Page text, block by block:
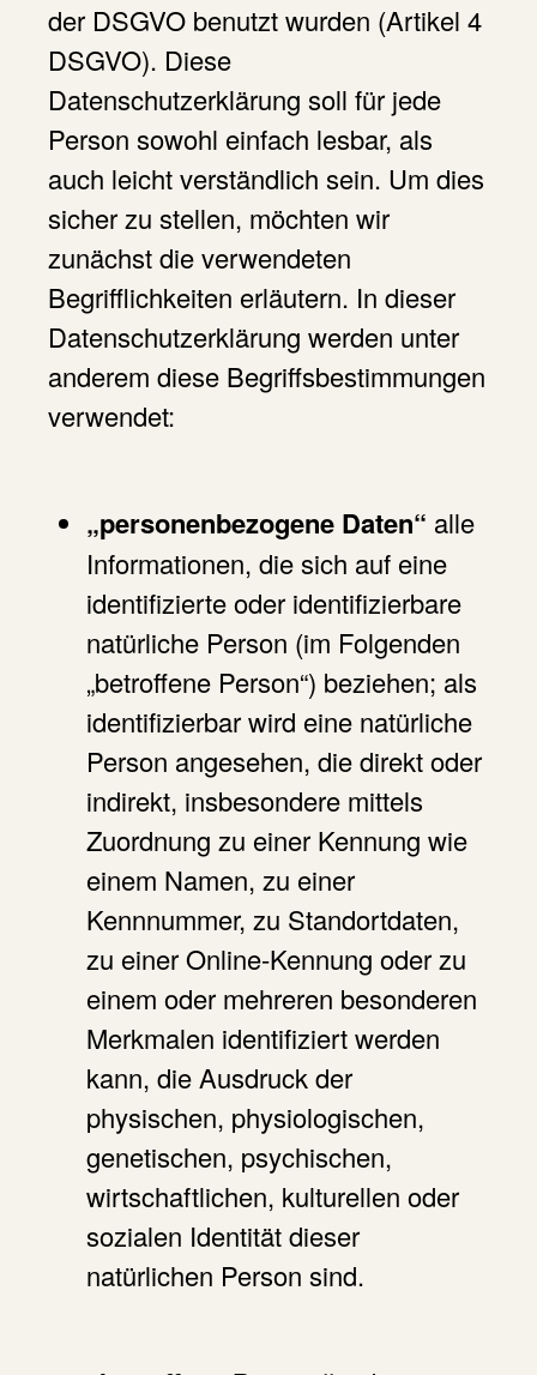
der DSGVO benutzt wurden (Artikel 4
DSGVO). Diese
Datenschutzerklärung soll für jede
Person sowohl einfach lesbar, als
auch leicht verständlich sein. Um dies
sicher zu stellen, möchten wir
zunächst die verwendeten
Begrifflichkeiten erläutern. In dieser
Datenschutzerklärung werden unter
anderem diese Begriffsbestimmungen
verwendet:
„personenbezogene Daten“ alle
Informationen, die sich auf eine
identifizierte oder identifizierbare
natürliche Person (im Folgenden
„betroffene Person“) beziehen; als
identifizierbar wird eine natürliche
Person angesehen, die direkt oder
indirekt, insbesondere mittels
Zuordnung zu einer Kennung wie
einem Namen, zu einer
Kennnummer, zu Standortdaten,
zu einer Online-Kennung oder zu
einem oder mehreren besonderen
Merkmalen identifiziert werden
kann, die Ausdruck der
physischen, physiologischen,
genetischen, psychischen,
wirtschaftlichen, kulturellen oder
sozialen Identität dieser
natürlichen Person sind.